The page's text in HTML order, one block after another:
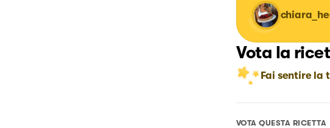
Vota la
Fai sentire la
VOTA QUESTA RICETTA